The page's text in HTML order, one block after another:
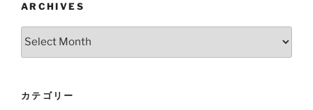
ARCHIVES
Archives
カテゴリー